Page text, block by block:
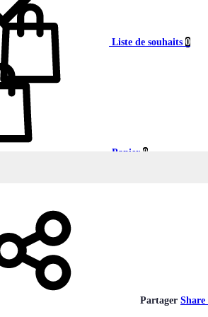
Liste de souhaits 0
Panier 0
Partager Share